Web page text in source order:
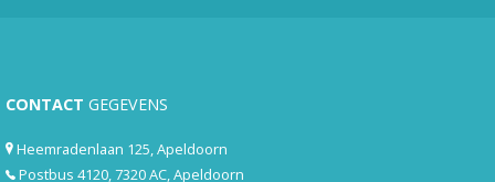
CONTACT GEGEVENS
Heemradenlaan 125, Apeldoorn
Postbus 4120, 7320 AC, Apeldoorn